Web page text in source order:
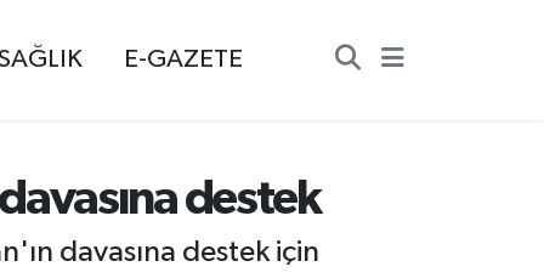
E-GAZETE
destek
davasına destek için